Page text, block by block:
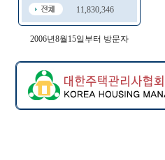
11,830,346
2006년8월15일부터 방문자